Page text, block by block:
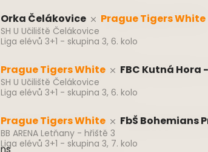
Orka Čelákovice Prague Tigers White
SH U Učiliště Čelákovice
Liga elévů 3+1 - skupina 3, 6. kolo
Prague Tigers White FBC Kutná Hora
SH U Učiliště Čelákovice
Liga elévů 3+1 - skupina 3, 6. kolo
Prague Tigers White FbŠ Bohemians
BB ARENA Letňany - hřiště 3
Liga elévů 3+1 - skupina 3, 7. kolo